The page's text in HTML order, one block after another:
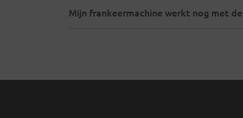
Mijn frankeermachine werkt nog met